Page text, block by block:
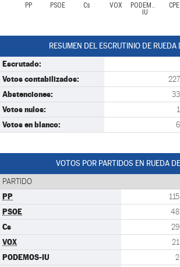
PP PSOE Cs VOX
PODEMOS-
IU
CPE
RESUMEN DEL ESCRUTINIO DE RUEDA
Escrutado:
Votos contabilizados: 227
Abstenciones: 33
Votos nulos: 1
Votos en blanco: 6
VOTOS POR PARTIDOS EN RUEDA
PARTIDO
PP 115
PSOE 48
Cs 29
VOX 21
PODEMOS-IU 2